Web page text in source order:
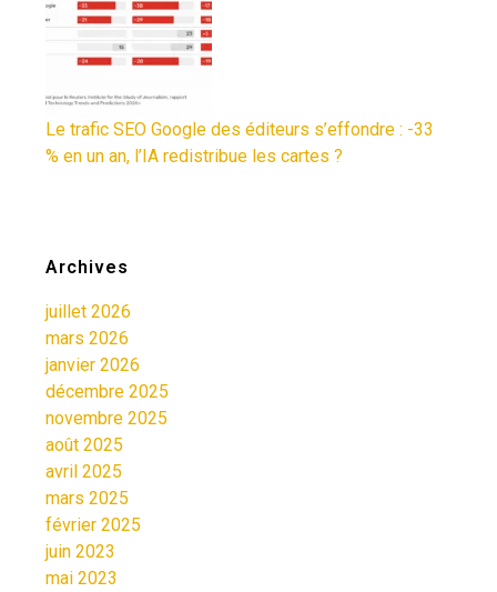
Le trafic SEO Google des éditeurs s’effondre : -33
% en un an, l’IA redistribue les cartes ?
Archives
juillet 2026
mars 2026
janvier 2026
décembre 2025
novembre 2025
août 2025
avril 2025
mars 2025
février 2025
juin 2023
mai 2023